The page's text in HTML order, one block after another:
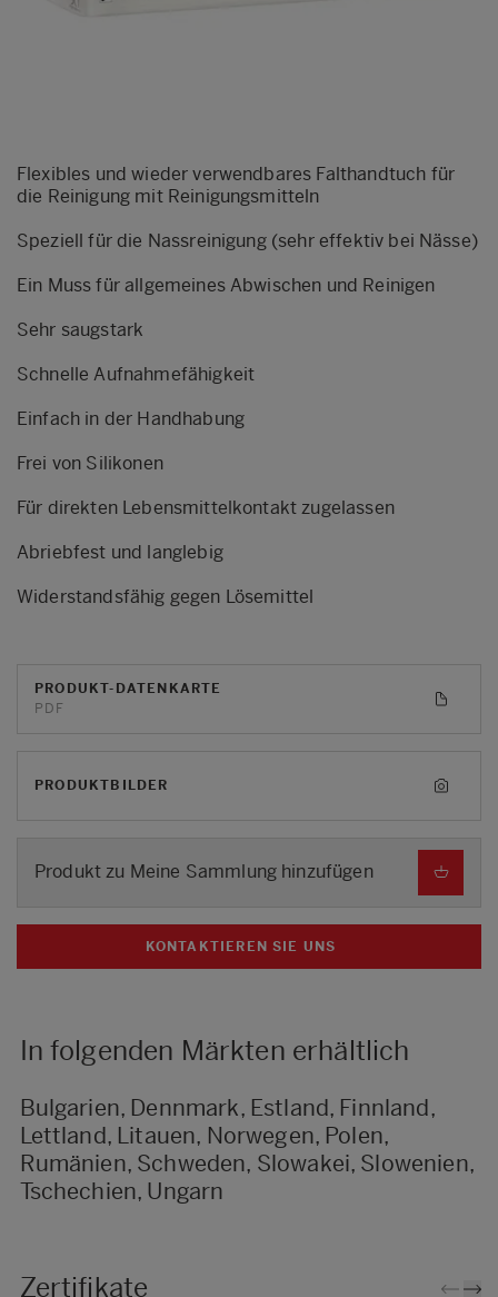
Flexibles und wieder verwendbares Falthandtuch für
die Reinigung mit Reinigungsmitteln
Speziell für die Nassreinigung (sehr effektiv bei Nässe)
Ein Muss für allgemeines Abwischen und Reinigen
Sehr saugstark
Schnelle Aufnahmefähigkeit
Einfach in der Handhabung
Frei von Silikonen
Für direkten Lebensmittelkontakt zugelassen
Abriebfest und langlebig
Widerstandsfähig gegen Lösemittel
PRODUKT-DATENKARTE
PDF
PRODUKTBILDER
Produkt zu Meine Sammlung hinzufügen
KONTAKTIEREN SIE UNS
In folgenden Märkten erhältlich
Bulgarien, Dennmark, Estland, Finnland,
Lettland, Litauen, Norwegen, Polen,
Rumänien, Schweden, Slowakei, Slowenien,
Tschechien, Ungarn
Zertifikate